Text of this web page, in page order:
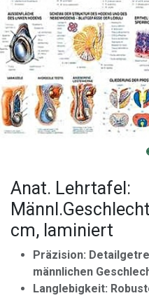
Anat. Lehrtafel:
cm, laminiert
Präzision:
männlichen
Langlebigkeit: